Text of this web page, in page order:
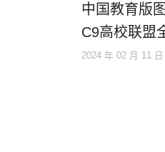
中国教育版
C9高校联盟
2024 年 02 月 11 日